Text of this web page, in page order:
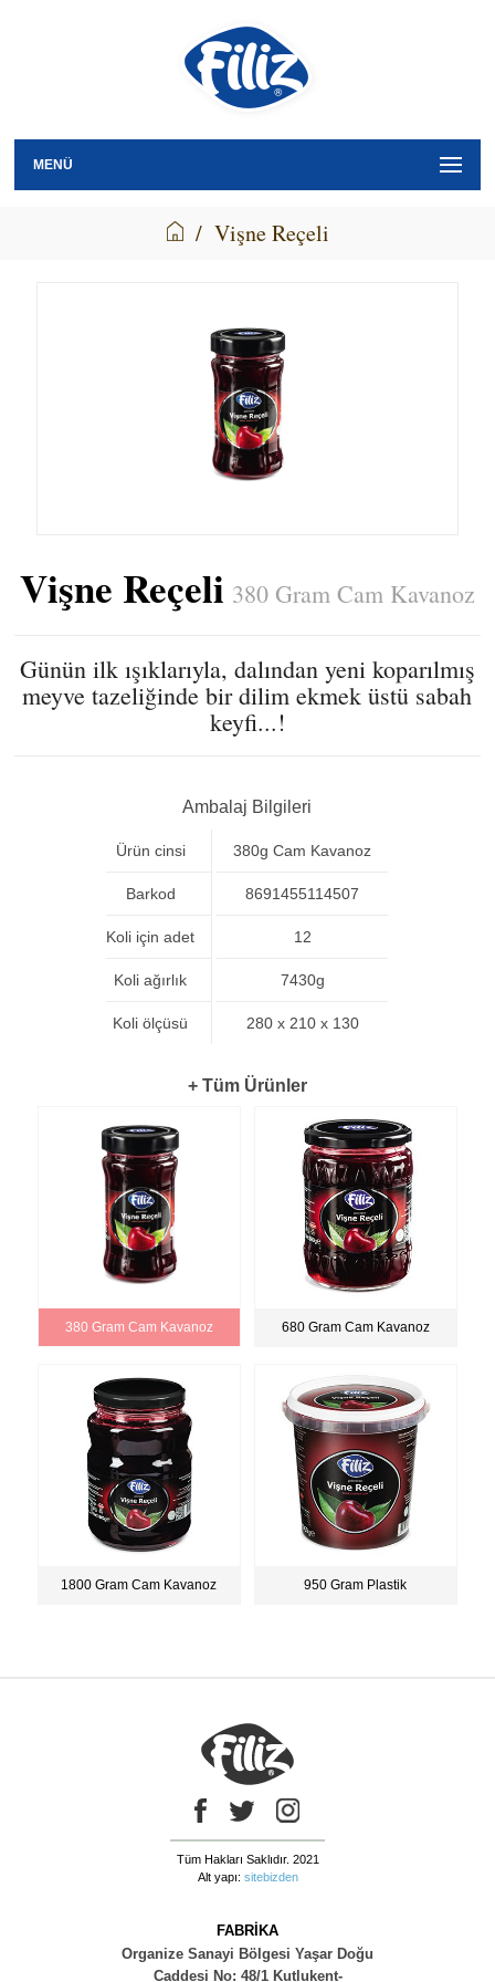
MENÜ
/ Vişne Reçeli
Vişne Reçeli 380 Gram Cam Kavanoz
Günün ilk ışıklarıyla, dalından yeni koparılmış
meyve tazeliğinde bir dilim ekmek üstü sabah
keyfi...!
Ambalaj Bilgileri
Ürün cinsi
Barkod
Koli için adet
Koli ağırlık
Koli ölçüsü
380g Cam Kavanoz
8691455114507
12
7430g
280 x 210 x 130
+ Tüm Ürünler
380 Gram Cam Kavanoz 680 Gram Cam Kavanoz
1800 Gram Cam Kavanoz 950 Gram Plastik
Tüm Hakları Saklıdır. 2021
Alt yapı: sitebizden
FABRİKA
Organize Sanayi Bölgesi Yaşar Doğu
Caddesi No: 48/1 Kutlukent-